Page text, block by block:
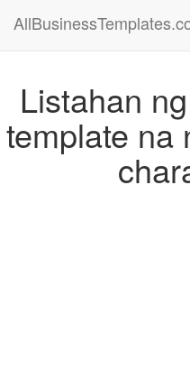
Listahan
template na